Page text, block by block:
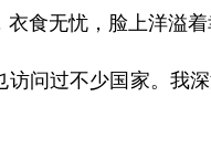
食无忧，脸上洋溢着
问过不少国家。我